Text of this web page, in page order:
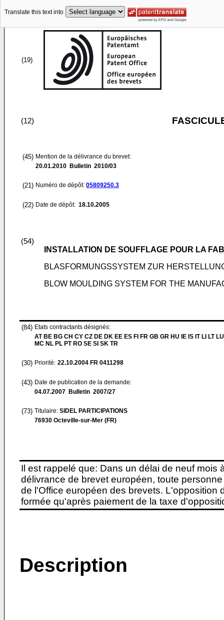
Translate this text into
(19)
(12)
(45) Mention de la délivrance du brevet:
20.01.2010 Bulletin 2010/03
(21) Numéro de dépôt: 05809250.3
(22) Date de dépôt: 18.10.2005
(54)
INSTALLATION DE SOUFFLAGE POUR LA
BLASFORMUNGSSYSTEM ZUR
BLOW MOULDING SYSTEM FOR THE
(84) Etats contractants désignés:
AT BE BG CH CY CZ DE DK EE ES FI FR GB GR HU IE IS IT LI LT
MC NL PL PT RO SE SI SK TR
(30) Priorité: 22.10.2004 FR 0411298
(43) Date de publication de la demande:
04.07.2007 Bulletin 2007/27
(73) Titulaire: SIDEL PARTICIPATIONS
76930 Octeville-sur-Mer (FR)
Il est rappelé que: Dans un délai de neuf
délivrance de brevet européen, toute
de l'Office européen des brevets. L'opposition
formée qu'après paiement de la taxe
Description